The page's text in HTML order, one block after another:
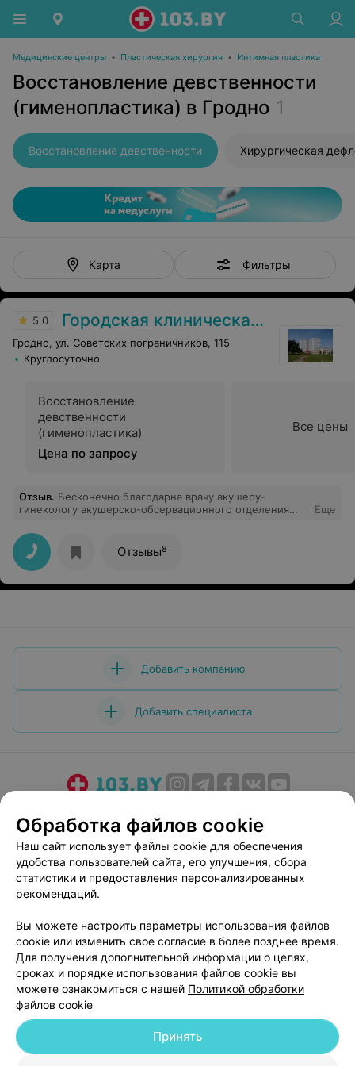
Медицинские центры • Пластическая хирургия • Интимная пластика
Восстановление девственности
(гименопластика) в Гродно 1
Восстановление девственности Хирургическая
Карта Фильтры
5.0 Городская клиническая больница скорой медицинской помощи г. Гродно
Гродно, ул. Советских пограничников, 115
Круглосуточно
Восстановление
девственности
(гименопластика)
Цена по запросу
Все цены
Отзыв. Бесконечно благодарна врачу акушеру-
гинекологу акушерско-обсервационного отделения
квалифицированную помощь в появлении на свет моей
доченьки. Спасибо, что Вы быстро принимаете самые
нужные в это время решения, которые потом
Еще
Отзывы8
Добавить компанию
Добавить специалиста
Медицинский маркетинг
Публичный договор
Пользовательское соглашение
Способы оплаты
Вакансии
Партнеры
Написать руководителю 103.by
Персональные настройки cookie
Обработка персональных данных
Обработка файлов cookie
Наш сайт использует файлы cookie для обеспечения
удобства пользователей сайта, его улучшения, сбора
статистики и предоставления персонализированных
рекомендаций.
Вы можете настроить параметры использования файлов
cookie или изменить свое согласие в более позднее время.
Для получения дополнительной информации о целях,
сроках и порядке использования файлов cookie вы
можете ознакомиться с нашей Политикой обработки
файлов cookie
Принять